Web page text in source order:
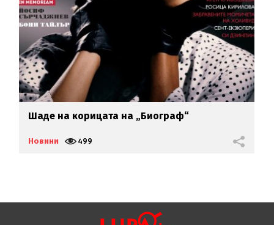
Шаде на корицата на „Биограф“
Новини 499